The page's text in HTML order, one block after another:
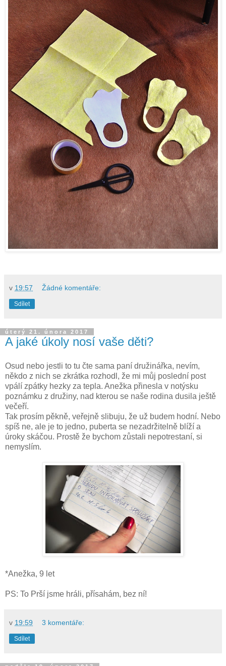
v 19:57 Žádné komentáře:
Sdílet
úterý 21. února 2017
A jaké úkoly nosí vaše děti?
Osud nebo jestli to tu čte sama paní družinářka, nevím,
někdo z nich se zkrátka rozhodl, že mi můj poslední post
vpálí zpátky hezky za tepla. Anežka přinesla v notýsku
poznámku z družiny, nad kterou se naše rodina dusila ještě
večeří.
Tak prosím pěkně, veřejně slibuju, že už budem hodní. Nebo
spíš ne, ale je to jedno, puberta se nezadržitelně blíží a
úroky skáčou. Prostě že bychom zůstali nepotrestaní, si
nemyslím.
*Anežka, 9 let
PS: To Prší jsme hráli, přísahám, bez ní!
v 19:59 3 komentáře:
Sdílet